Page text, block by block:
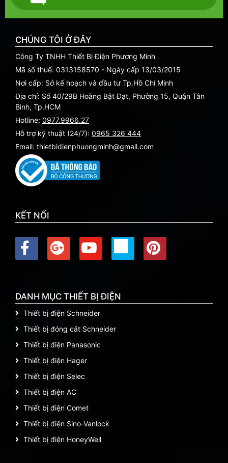
CHÚNG TÔI Ở ĐÂY
Công Ty TNHH Thiết Bị Điện Phương Minh
Mã số thuế: 0313158570 - Ngày cấp 13/03/2015
Nơi cấp: Sở kế hoạch và đầu tư Tp.Hồ Chí Minh
Địa chỉ: Số 40/29B Hoàng Bật Đạt, Phường 15, Quận Tân
Bình, Tp.HCM
Hotline: 0977.9966.27
Hỗ trợ kỹ thuật (24/7): 0965 326 444
Email: thietbidienphuongminh@gmail.com
KẾT NỐI
DANH MỤC THIẾT BỊ ĐIỆN
Thiết bị điện Schneider
Thiết bị đóng cắt Schneider
Thiết bị điện Panasonic
Thiết bị điện Hager
Thiết bị điện Selec
Thiết bị điện AC
Thiết bị điện Comet
Thiết bị điện Sino-Vanlock
Thiết bị điện HoneyWell